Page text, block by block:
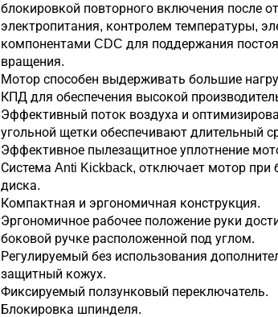
блокировкой повторного включения после
электропитания, контролем температуры,
компонентами CDC для поддержания
вращения.
Мотор способен выдерживать большие
КПД для обеспечения высокой
Эффективный поток воздуха и
угольной щетки обеспечивают длительный
Эффективное пылезащитное уплотнение
Система Anti Kickback, отключает мотор при
диска.
Компактная и эргономичная конструкция.
Эргономичное рабочее положение руки
боковой ручке расположенной под углом.
Регулируемый без использования
защитный кожух.
Фиксируемый ползунковый переключатель.
Блокировка шпинделя.